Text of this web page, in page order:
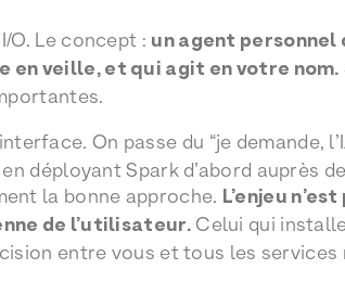
O. Le concept : un agent personnel
veille, et qui agit en votre nom.
On passe du “je demande,
déployant Spark d’abord auprès
la bonne approche. L’enjeu
de l’utilisateur.Celui qui
entre vous et tous les services